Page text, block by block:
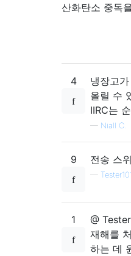
산화탄소 중독
4
냉장고
올릴 수
IIRC는
— Niall C.
9 전송 스
—
1
@
재해를
하는 데